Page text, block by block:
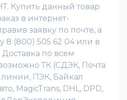
Купить данный товар
в интернет-
заявку по почте, а
8 (800) 505 62 04 или в
по всем
ТК (СДЭК, Почта
ПЭК, Байкал
MagicTrans, DHL, DPD,